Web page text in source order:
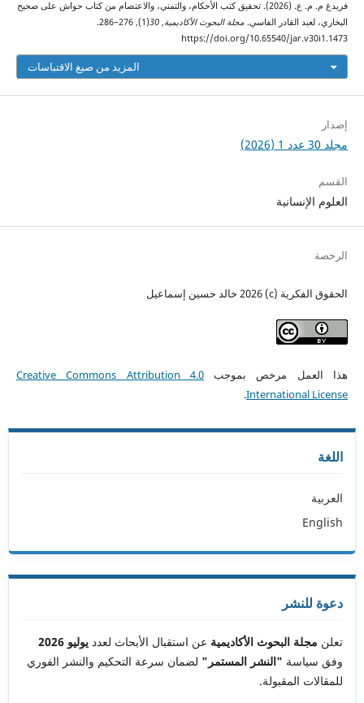
فريدغ م. م. ع. (2026). تحقيق كتب الأحكام، والتمني، والاعتصام من كتاب حواش على صحيح
البخاري، لعبد القادر الفاسي. مجلة البحوث الأكاديمية,
30
(1), 276–286.
https://doi.org/10.65540/jar.v30i1.1473
المزيد من صيغ الاقتباسات
إصدار
مجلد 30 عدد 1 (2026)
القسم
العلوم الإنسانية
الرخصة
الحقوق الفكرية (c) 2026 خالد حسين إسماعيل
هذا العمل مرخص بموجبCreative Commons Attribution 4.0
International License
.
اللغة
العربية
English
دعوة للنشر
تعلن مجلة البحوث الأكاديمية عن استقبال الأبحاث لعدد يوليو 2026
وفق سياسة "النشر المستمر" لضمان سرعة التحكيم والنشر الفوري
للمقالات المقبولة.